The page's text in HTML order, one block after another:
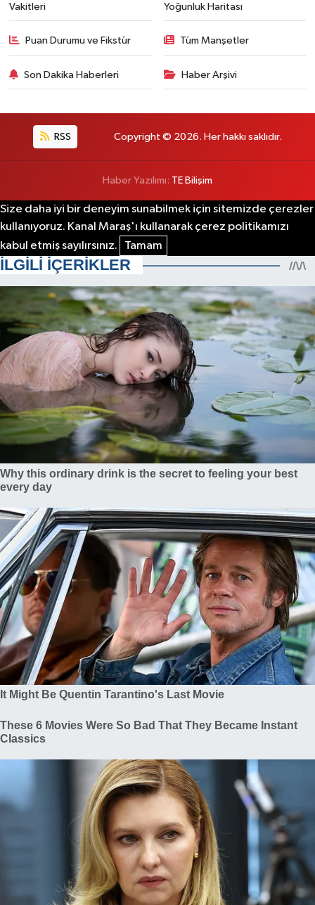
Vakitleri
Yoğunluk Haritası
Puan Durumu ve Fikstür Tüm Manşetler
Son Dakika Haberleri Haber Arşivi
RSS Copyright © 2026. Her hakkı saklıdır.
Haber Yazılımı: TE Bilişim
Size daha iyi bir deneyim sunabilmek için sitemizde çerezler
kullanıyoruz. Kanal Maraş'ı kullanarak çerez politikamızı
kabul etmiş sayılırsınız.
Tamam